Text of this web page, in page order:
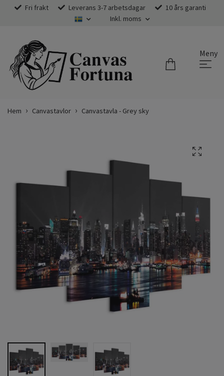
Fri frakt Leverans 3-7 arbetsdagar
10 års garanti
Inkl. moms
Meny
Hem Canvastavlor Canvastavla - Grey sky